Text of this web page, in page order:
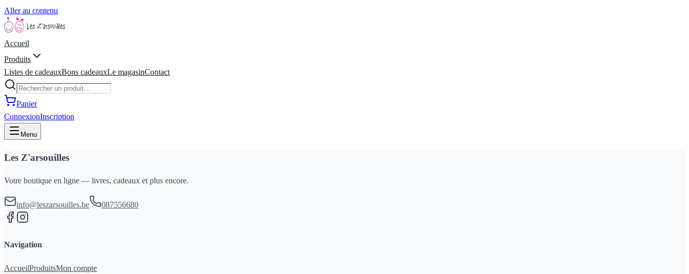
Aller au contenu
Accueil
Produits
Listes de cadeauxBons cadeauxLe magasinContact
Panier
ConnexionInscription
Menu
Les Z'arsouilles
Votre boutique en ligne — livres, cadeaux et plus encore.
info@leszarsouilles.be 087556680
Navigation
AccueilProduitsMon compte